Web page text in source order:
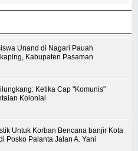
Unand di Nagari Pauah
Kabupaten Pasaman
Ketika Cap "Komunis"
Kolonial
Untuk Korban Bencana banjir Kota
Posko Palanta Jalan A. Yani